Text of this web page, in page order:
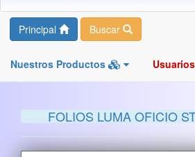
Principal Buscar
Nuestros Productos Usuarios
FOLIOS LUMA OFICIO